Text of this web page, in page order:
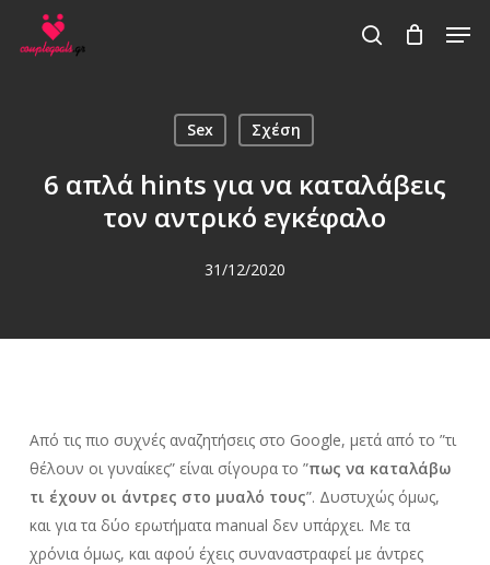
search
Sex Σχέση
6 απλά hints για να καταλάβεις
τον αντρικό εγκέφαλο
31/12/2020
Από τις πιο συχνές αναζητήσεις στο Google, μετά από το ”τι
θέλουν οι γυναίκες” είναι σίγουρα το ”πως να καταλάβω
τι έχουν οι άντρες στο μυαλό τους”. Δυστυχώς όμως,
και για τα δύο ερωτήματα manual δεν υπάρχει. Με τα
χρόνια όμως, και αφού έχεις συναναστραφεί με άντρες